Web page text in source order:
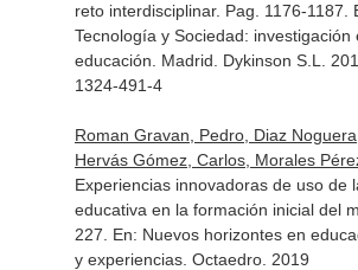
reto interdisciplinar. Pag. 1176-1187.
Tecnología y Sociedad: investigación
educación . Madrid. Dykinson S.L.
1324-491-4
Roman Gravan, Pedro, Diaz
Hervás Gómez, Carlos, Morales
Experiencias innovadoras de uso de
educativa en la formación inicial del
227. En: Nuevos horizontes en
y experiencias. Octaedro. 2019